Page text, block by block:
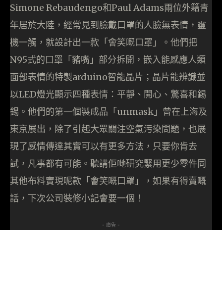
Simone Rebaudengo和Paul Adams兩位外籍青
年居於大陸，經常見到臉戴口罩的人臉無表情，靈
機一觸，就設計出一款「會笑嘅口罩」。他們把
N95式的口罩「豬嘴」部分拆開，嵌入能感應人類
面部表情的特製arduino智能晶片；晶片能辨識並
以LED燈光顯示四種表情：平靜、開心、驚喜和錫
錫。他們的第一個製成品「unmask」曾在上海及
東京展出，除了引起大眾關注空氣污染問題，也展
現了感情傳達其實可以有更多方法，只要你肯去
試，凡事都有可能。聽講佢哋研究緊用更少零件同
其他布料實現呢款「會笑嘅口罩」，如果有得賣嘅
話，下次公司裝修小記會要一個！
- 廣告 -